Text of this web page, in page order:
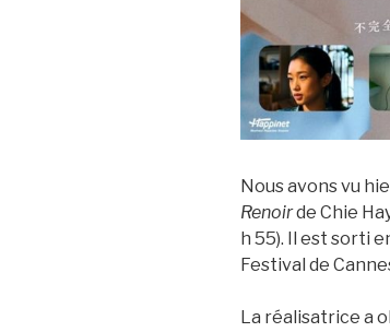
Nous avons vu
Renoirde Chie
h 55). Il est sorti
Festival de
La réalisatrice a